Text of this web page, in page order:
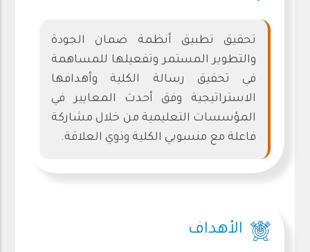
تحقيق تطبيق أنظمة ضمان الجودة
والتطوير المستمر وتفعيلها للمساهمة
في تحقيق رسالة الكلية وأهدافها
الاستراتيجية وفق أحدث المعايير في
المؤسسات التعليمية من خلال مشاركة
فاعلة مع منسوبي الكلية وذوي العلاقة.
الأهداف